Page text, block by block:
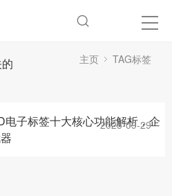
主页 TAG标签
电子标签十大核心功能解析，企
2025-09-29